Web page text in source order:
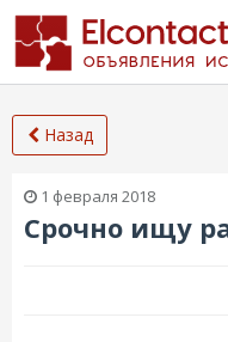
Назад
1 февраля 2018
Срочно ищу